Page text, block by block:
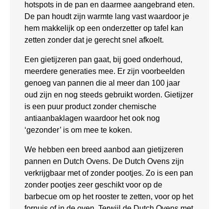
hotspots in de pan en daarmee aangebrand eten.
De pan houdt zijn warmte lang vast waardoor je
hem makkelijk op een onderzetter op tafel kan
zetten zonder dat je gerecht snel afkoelt.
Een gietijzeren pan gaat, bij goed onderhoud,
meerdere generaties mee. Er zijn voorbeelden
genoeg van pannen die al meer dan 100 jaar
oud zijn en nog steeds gebruikt worden. Gietijzer
is een puur product zonder chemische
antiaanbaklagen waardoor het ook nog
‘gezonder’ is om mee te koken.
We hebben een breed aanbod aan gietijzeren
pannen en Dutch Ovens. De Dutch Ovens zijn
verkrijgbaar met of zonder pootjes. Zo is een pan
zonder pootjes zeer geschikt voor op de
barbecue om op het rooster te zetten, voor op het